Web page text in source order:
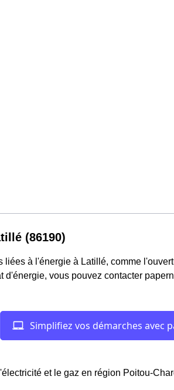
(86190)
liées à l'énergie à Latillé, comme
d'énergie, vous pouvez contacter
et le gaz en région Poitou-